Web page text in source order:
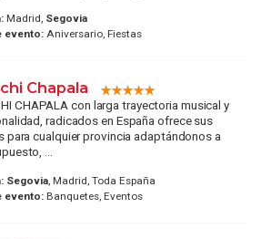
Madrid, Segovia
evento:Aniversario, Fiestas
Chapala
CHAPALA con larga trayectoria musical y
radicados en España ofrece sus
para cualquier provincia adaptándonos a
...
Segovia, Madrid, Toda España
evento:Banquetes, Eventos